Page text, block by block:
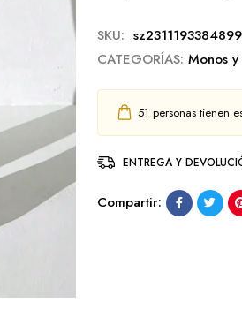
SKU:
CATEGORÍAS: Monos
51 personas tienen
ENTREGA Y
Compartir: